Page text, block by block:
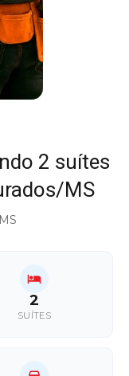
2 suítes
MS
2
SUÍTES